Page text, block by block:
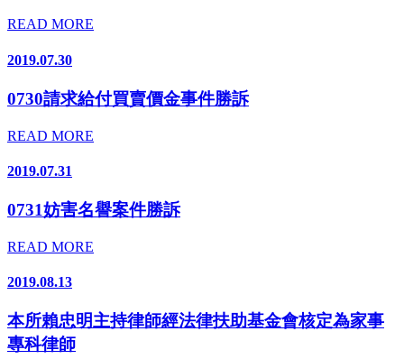
READ MORE
2019.07.30
0730請求給付買賣價金事件勝訴
READ MORE
2019.07.31
0731妨害名譽案件勝訴
READ MORE
2019.08.13
本所賴忠明主持律師經法律扶助基金會核定為家事
專科律師